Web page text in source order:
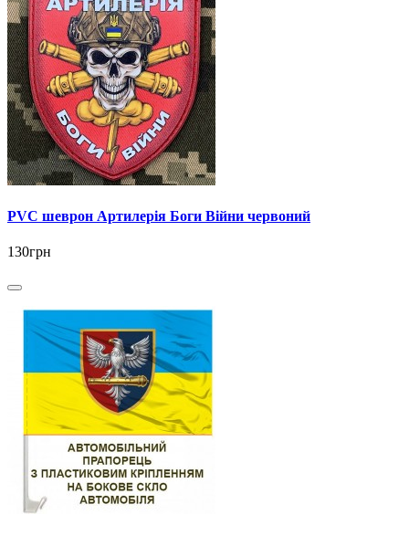
PVC шеврон Артилерія Боги Війни червоний
130грн